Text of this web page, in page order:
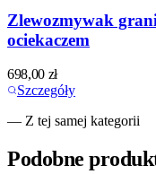
Zlewozmywak
ociekaczem
698,00 zł
Szczegóły
— Z tej samej kategorii
Podobne